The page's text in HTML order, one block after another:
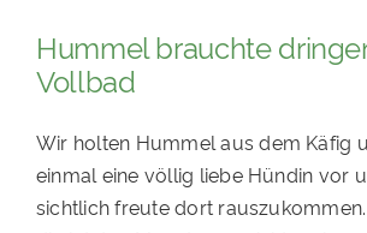
Hummel brauchte
Vollbad
Wir holten Hummel aus dem Käfig
einmal eine völlig liebe Hündin vor
sichtlich freute dort